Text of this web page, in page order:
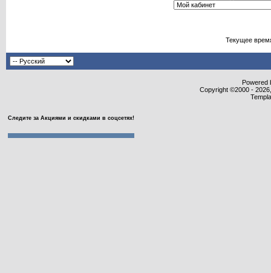
Текущее
Powered
Copyright ©2000 -
Следите за Акциями и скидками в соцсетях!